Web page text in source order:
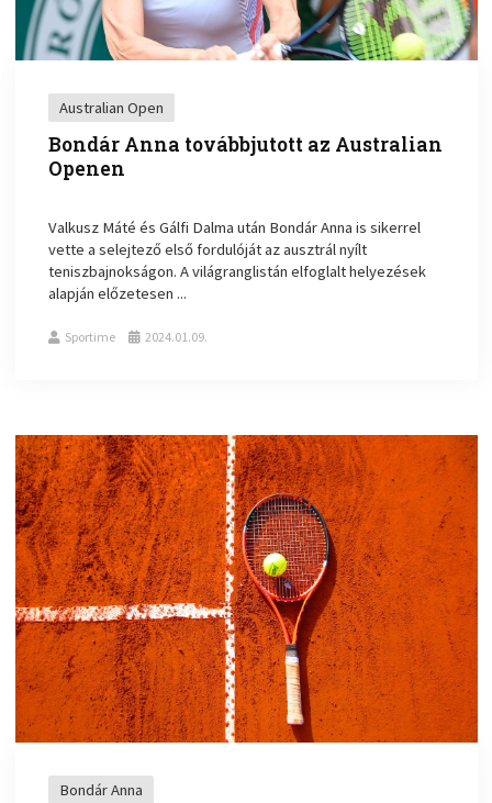
Australian Open
Bondár Anna továbbjutott az Australian
Openen
Valkusz Máté és Gálfi Dalma után Bondár Anna is sikerrel
vette a selejtező első fordulóját az ausztrál nyílt
teniszbajnokságon. A világranglistán elfoglalt helyezések
alapján előzetesen ...
Sportime 2024.01.09.
Bondár Anna